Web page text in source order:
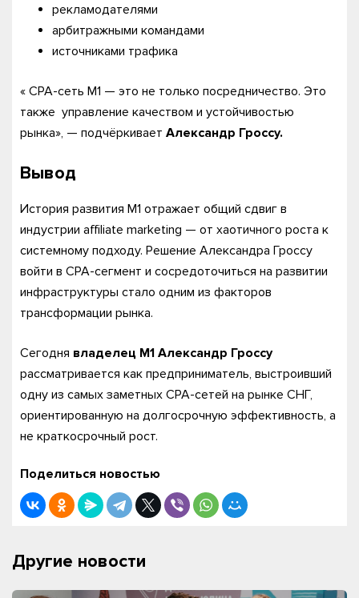
рекламодателями
арбитражными командами
источниками трафика
« СРА-сеть М1 — это не только посредничество. Это
также управление качеством и устойчивостью
рынка», — подчёркивает Александр Гроссу.
Вывод
История развития M1 отражает общий сдвиг в
индустрии affiliate marketing — от хаотичного роста к
системному подходу. Решение Александра Гроссу
войти в CPA-сегмент и сосредоточиться на развитии
инфраструктуры стало одним из факторов
трансформации рынка.
Сегодня владелец M1 Александр Гроссу
рассматривается как предприниматель, выстроивший
одну из самых заметных CPA-сетей на рынке СНГ,
ориентированную на долгосрочную эффективность, а
не краткосрочный рост.
Поделиться новостью
Другие новости